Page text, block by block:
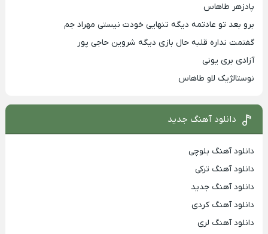
پادزهر طاهاس
برو بعد تو عادتمه دیگه تنهایی خودت نیستی مهراد جم
گفتمت نداره قلبه حال بازی دیگه شروین حاجی پور
آزادی بری یونی
نوستالژیک لاو طاهاس
دانلود آهنگ جدید
دانلود آهنگ بلوچی
دانلود آهنگ ترکی
دانلود آهنگ جدید
دانلود آهنگ کردی
دانلود آهنگ لری